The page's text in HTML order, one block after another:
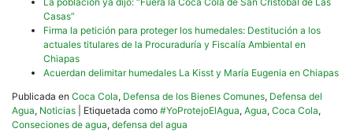
Casas”
Firma la petición para proteger los humedales: Destitución a los
actuales titulares de la Procuraduría y Fiscalía Ambiental en
Chiapas
Acuerdan delimitar humedales La Kisst y María Eugenia en Chiapas
Publicada en Coca Cola, Defensa de los Bienes Comunes, Defensa del
Agua, Noticias Etiquetada como #YoProtejoElAgua, Agua, Coca Cola,
Conseciones de agua, defensa del agua